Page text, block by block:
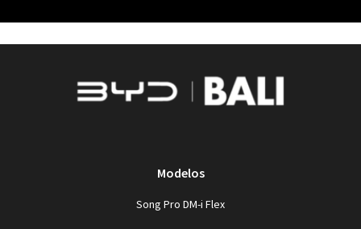
Modelos
Song Pro DM-i Flex